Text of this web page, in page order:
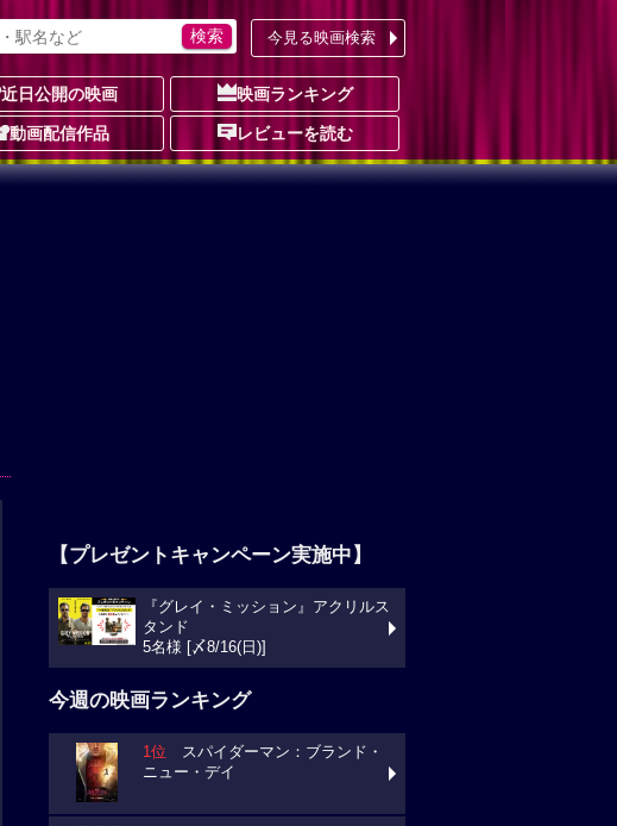
今見る映画検索
近日公開の映画 映画ランキング
動画配信作品 レビューを読む
【プレゼントキャンペーン実施中】
『グレイ・ミッション』アクリルス
タンド
5名様 [〆8/16(日)]
今週の映画ランキング
1位 スパイダーマン：ブランド・
ニュー・デイ